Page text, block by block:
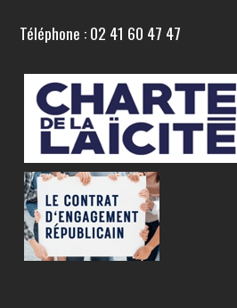
Téléphone : 02 41 60 47 47